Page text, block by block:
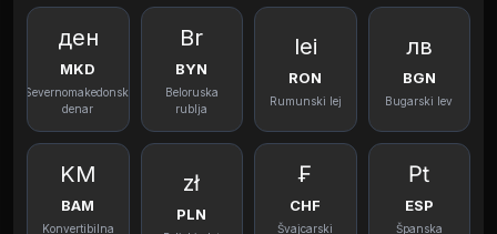
ден
MKD
Severnomakedonski
denar
Br
BYN
Beloruska
rublja
lei
RON
Rumunski lej
лв
BGN
Bugarski lev
KM
BAM
Konvertibilna
zł
PLN
₣
CHF
Švajcarski
₧
ESP
Španska